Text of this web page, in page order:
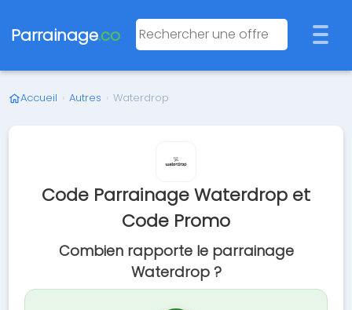
Parrainage.co
Accueil › Autres › Waterdrop
Code Parrainage Waterdrop et
Code Promo
Combien rapporte le parrainage
Waterdrop ?